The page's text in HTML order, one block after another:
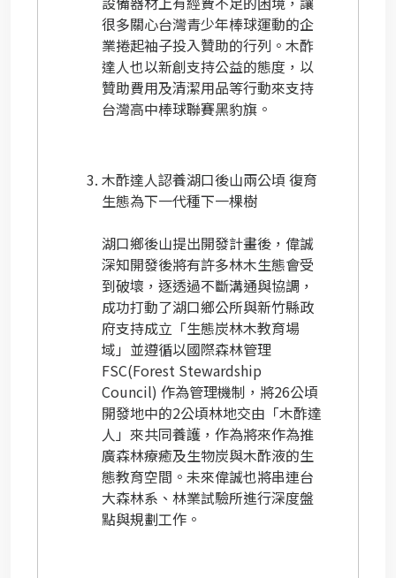
很多關心台灣青少年棒球運動的企
業捲起袖子投入贊助的行列。木酢
達人也以新創支持公益的態度，以
贊助費用及清潔用品等行動來支持
台灣高中棒球聯賽黑豹旗。
木酢達人認養湖口後山兩公頃 復育
生態為下一代種下一棵樹
湖口鄉後山提出開發計畫後，偉誠
深知開發後將有許多林木生態會受
到破壞，逐透過不斷溝通與協調，
成功打動了湖口鄉公所與新竹縣政
府支持成立「生態炭林木教育場
域」並遵循以國際森林管理
FSC(Forest Stewardship
Council) 作為管理機制，將26公頃
開發地中的2公頃林地交由「木酢達
人」來共同養護，作為將來作為推
廣森林療癒及生物炭與木酢液的生
態教育空間。未來偉誠也將串連台
大森林系、林業試驗所進行深度盤
點與規劃工作。